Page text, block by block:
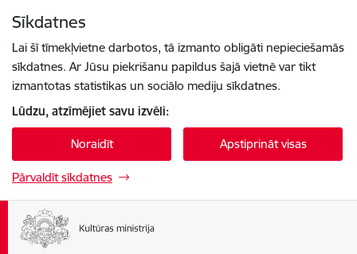
Sīkdatnes
Lai šī tīmekļvietne darbotos, tā izmanto obligāti nepieciešamās
sīkdatnes. Ar Jūsu piekrišanu papildus šajā vietnē var tikt
izmantotas statistikas un sociālo mediju sīkdatnes.
Lūdzu, atzīmējiet savu izvēli:
Noraidīt Apstiprināt visas
Pārvaldīt sīkdatnes